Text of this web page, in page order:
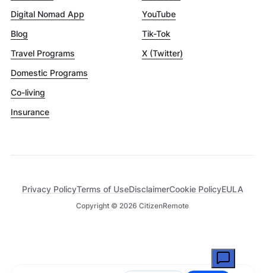
Digital Nomad App
Blog
Travel Programs
Domestic Programs
Co-living
Insurance
YouTube
Tik-Tok
X (Twitter)
Copyright © 2026 CitizenRemote
Privacy PolicyTerms of UseDisclaimerCookie PolicyEULA